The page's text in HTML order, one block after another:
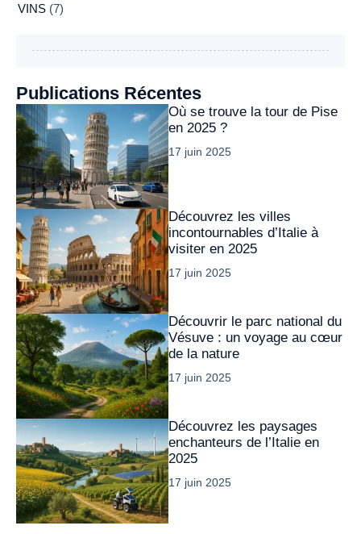
VINS(7)
Publications Récentes
Où se trouve la tour de Pise
en 2025 ?
17 juin 2025
Découvrez les villes
incontournables d’Italie à
visiter en 2025
17 juin 2025
Découvrir le parc national du
Vésuve : un voyage au cœur
de la nature
17 juin 2025
Découvrez les paysages
enchanteurs de l’Italie en
2025
17 juin 2025